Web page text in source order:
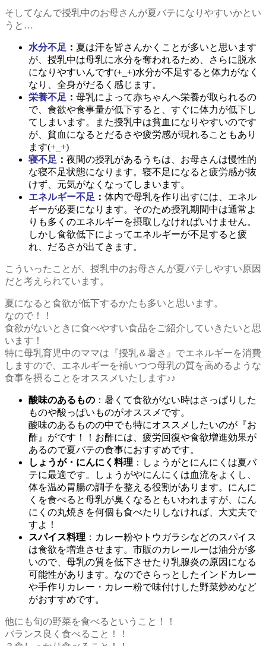
そしてなんで授乳中のお母さんが夏バテになりやすいかとい
うと…
水分不足 ： 夏は汗を皆さんかくことが多いと思います
が、授乳中は母乳に水分を奪われるため、さらに脱水
になりやすいんです(+_+)水分が不足すると体力がなく
なり、全身がだるく感じます。
栄養不足 ： 母乳によって赤ちゃんへ栄養が取られるの
で、食欲や食事量が低下すると、すぐに体力が低下し
てしまいます。また授乳中は貧血になりやすいのです
が、貧血になるとだるさや疲労感が現れることもあり
ます(+_+)
寝不足 ： 夜間の授乳があるうちは、お母さんは慢性的
な寝不足状態になります。寝不足になると疲労感が抜
けず、元気がなくなってしまいます。
エネルギー不足 ： 体内で母乳を作り出すには、エネル
ギーが必要になります。そのため授乳期間中は通常よ
りも多くのエネルギーを摂取しなければいけません。
しかし食欲低下によってエネルギーが不足すると疲
れ、だるさが出てきます。
こういったことが、授乳中のお母さんが夏バテしやすい原因
だと考えられています。
夏になると食欲が低下するかたも多いと思います。
なので！！
食欲がないときに食べやすい食品をご紹介していきたいと思
います！
特に母乳育児中のママは『授乳＆暑さ』でエネルギーを消費
しますので、エネルギーを補いつつ母乳の質を高めるような
食事を摂ることをオススメいたします♪♪
酸味のあるもの ：暑くて食欲がない時はさっぱりした
ものや酸っぱいものがオススメです。
酸味のあるものの中でも特にオススメしたいのが『お
酢』がです！！お酢には、疲労回復や食欲増進効果が
あるので夏バテの食事におすすめです。
しょうが・にんにく料理 ：しょうがとにんにくは夏バ
テに最適です。しょうがやにんにくは血流をよくし、
体を温め胃腸の調子を整える役割があります。にんに
くを食べると母乳が臭くなるともいわれますが、にん
にくの丸焼きを何個も食べたりしなければ、大丈夫で
すよ！
スパイス料理 ：カレー粉やトウガラシなどのスパイス
は食欲を増進させます。市販のカレールーは油分が多
いので、母乳の質を低下させたり乳腺炎の原因になる
可能性があります。なのでさらっとしたインドカレー
や手作りカレー・カレー粉で味付けした野菜炒めなど
がおすすめです。
他にも旬の野菜を食べるということ！！
バランス良く食べること！！